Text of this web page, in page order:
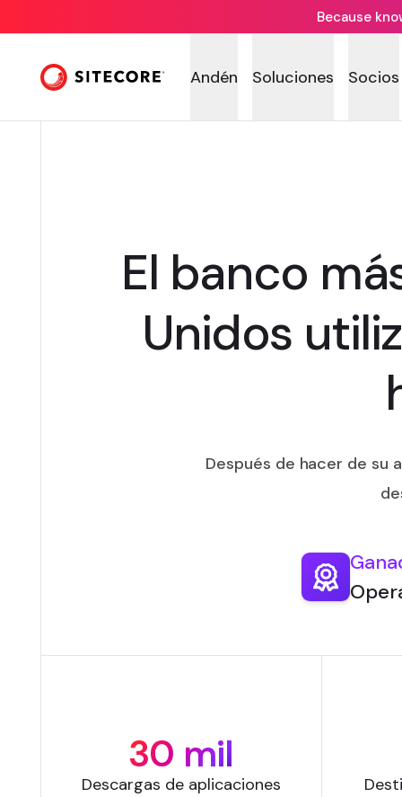
Because
Andén Soluciones Socios
El banco
Unidos
Después de hacer de su
30 mil
Descargas de aplicaciones